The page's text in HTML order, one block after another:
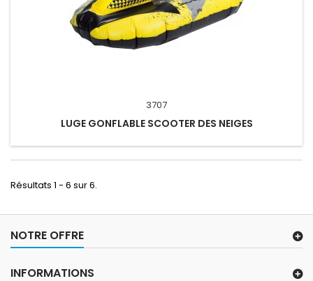
3707
LUGE GONFLABLE SCOOTER DES NEIGES
Résultats 1 - 6 sur 6.
NOTRE OFFRE
INFORMATIONS